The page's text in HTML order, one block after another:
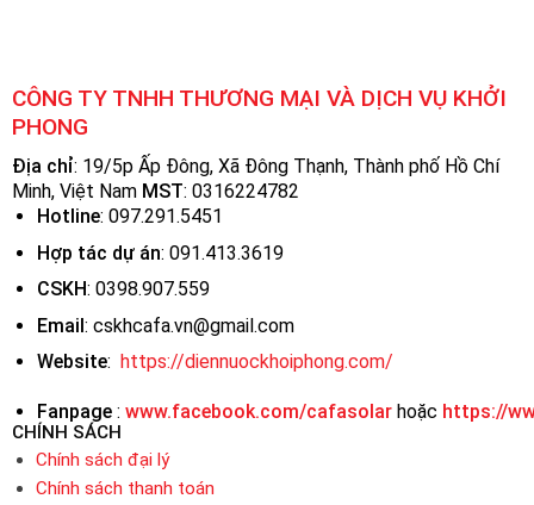
CÔNG TY TNHH THƯƠNG MẠI VÀ DỊCH VỤ KHỞI
PHONG
Địa chỉ: 19/5p Ấp Đông, Xã Đông Thạnh, Thành phố Hồ Chí
Minh, Việt Nam MST: 0316224782
Hotline: 097.291.5451
Hợp tác dự án: 091.413.3619
CSKH: 0398.907.559
Email: cskhcafa.vn@gmail.com
Website: https://diennuockhoiphong.com/
Fanpage : www.facebook.com/cafasolarhoặc https://
CHÍNH SÁCH
Chính sách đại lý
Chính sách thanh toán